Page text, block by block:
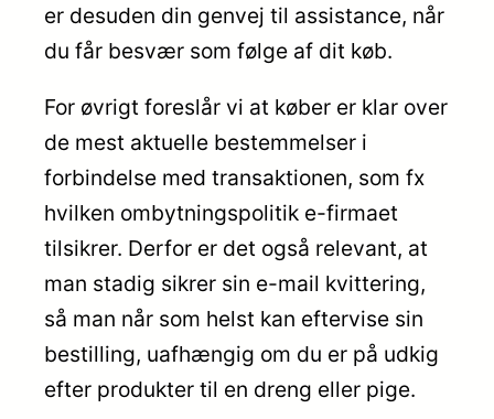
er desuden din genvej til assistance, når
du får besvær som følge af dit køb.
For øvrigt foreslår vi at køber er klar over
de mest aktuelle bestemmelser i
forbindelse med transaktionen, som fx
hvilken ombytningspolitik e-firmaet
tilsikrer. Derfor er det også relevant, at
man stadig sikrer sin e-mail kvittering,
så man når som helst kan eftervise sin
bestilling, uafhængig om du er på udkig
efter produkter til en dreng eller pige.